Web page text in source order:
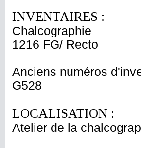
INVENTAIRES :
Chalcographie
1216 FG/ Recto
Anciens numéros
G528
LOCALISATION :
Atelier de la